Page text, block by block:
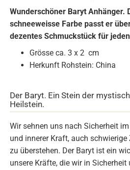
Wunderschöner Baryt Anhänger.
schneeweisse Farbe passt er
dezentes Schmuckstück für
Grösse ca. 3 x 2 cm
Herkunft Rohstein: China
Der Baryt. Ein Stein der
Heilstein.
Wir sehnen uns nach Sicherheit
und innerer Kraft, auch schwierige
zu überstehen. Der Baryt ist ein
unsere Kräfte, die wir in